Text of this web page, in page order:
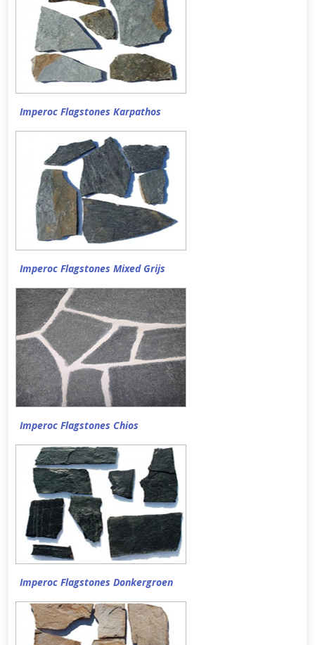
Imperoc Flagstones Karpathos
Imperoc Flagstones Mixed Grijs
Imperoc Flagstones Chios
Imperoc Flagstones Donkergroen